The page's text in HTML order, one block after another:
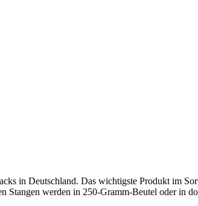
in Deutschland. Das wichtigste Produkt im
Stangen werden in 250-Gramm-Beutel oder in